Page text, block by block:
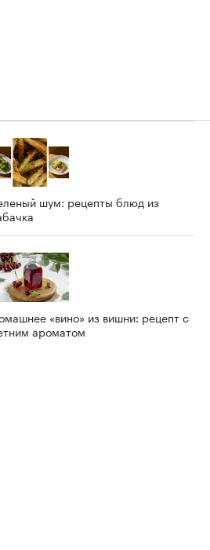
шум: рецепты блюд из
«вино» из вишни: рецепт с
ароматом